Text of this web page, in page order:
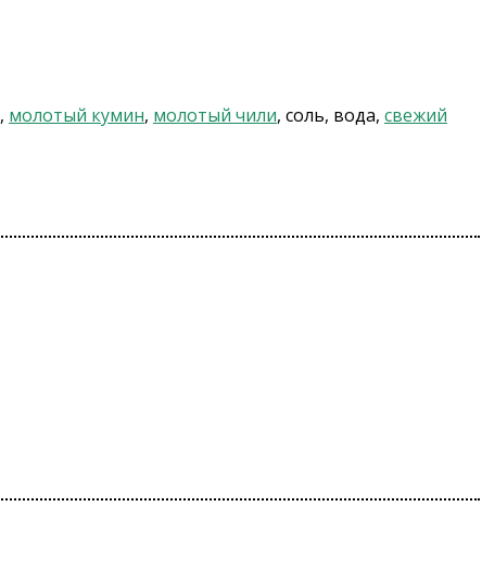
, молотый кумин, молотый чили, соль, вода, свежий